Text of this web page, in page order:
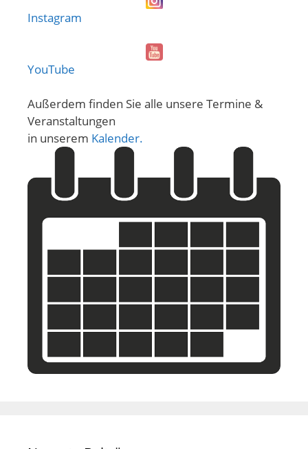
Instagram
YouTube
Außerdem finden Sie alle unsere Termine &
Veranstaltungen
in unserem Kalender.